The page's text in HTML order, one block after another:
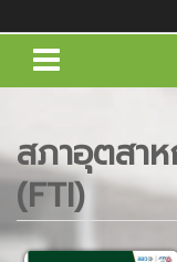
สภาอุตสาห
(FTI)